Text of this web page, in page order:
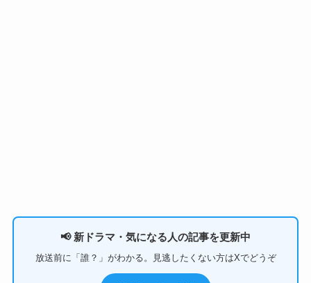
📢 新ドラマ・気になる人の記事を更新中
放送前に「誰？」がわかる。見逃したくない方はXでどうぞ